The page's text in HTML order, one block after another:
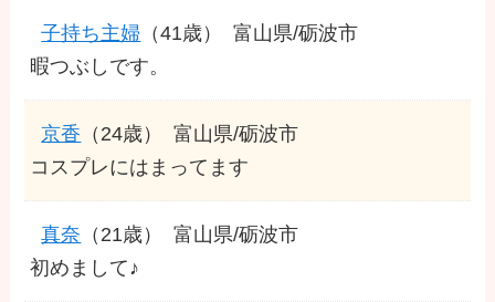
子持ち主婦 （41歳）
富山県/砺波市
暇つぶしです。
京香 （24歳）
富山県/砺波市
コスプレにはまってます
真奈 （21歳）
富山県/砺波市
初めまして♪